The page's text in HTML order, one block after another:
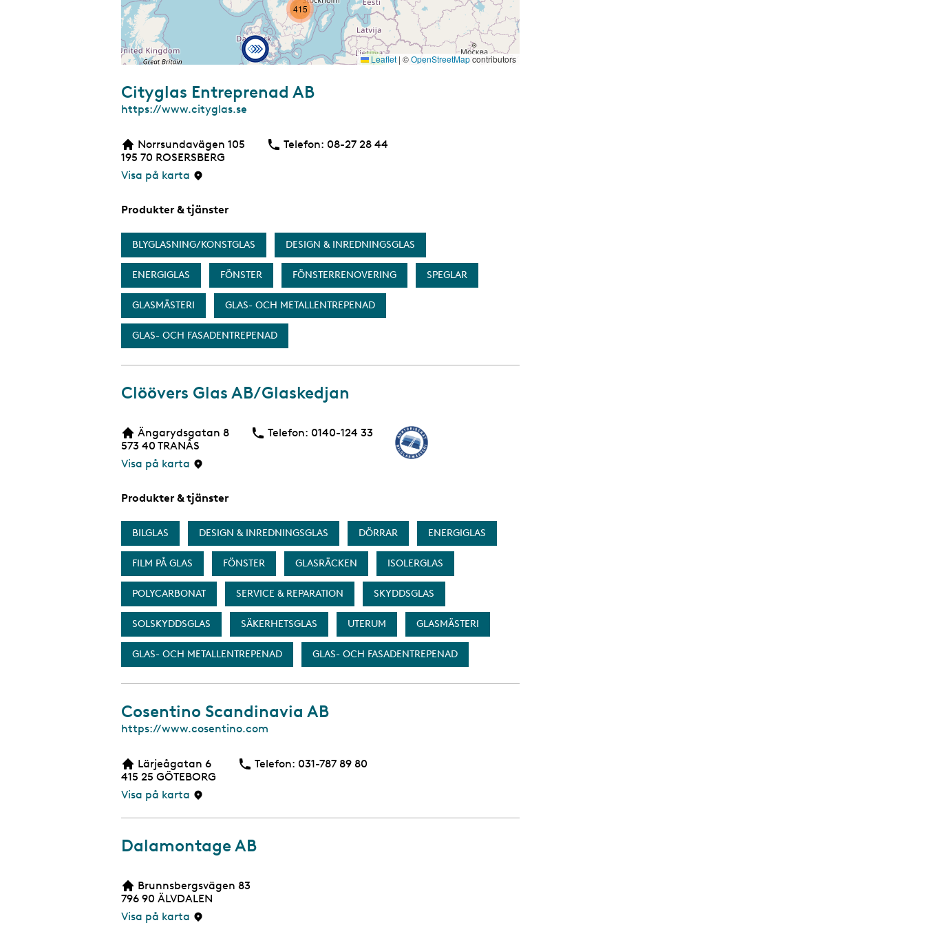
7
3
415
Leaflet | ©OpenStreetMapcontributors
Cityglas Entreprenad AB
W
b
s
i
https://www.cityglas.se
Norrsundavägen 105
195 70 ROSERSBERG
Visa på karta
Telefon: Telefon
08-27 28 44
Produkter & tjänster
BLYGLASNING/KONSTGLAS DESIGN & INREDNINGSGLAS
ENERGIGLAS FÖNSTER FÖNSTERRENOVERING SPEGLAR
GLASMÄSTERI GLAS- OCH METALLENTREPENAD
GLAS- OCH FASADENTREPENAD
Clöövers Glas AB/Glaskedjan
Ängarydsgatan 8
573 40 TRANÅS
Visa på karta
Telefon: Telefon
0140-124 33
Produkter & tjänster
BILGLAS DESIGN & INREDNINGSGLAS DÖRRAR ENERGIGLAS
FILM PÅ GLAS FÖNSTER GLASRÄCKEN ISOLERGLAS
POLYCARBONAT SERVICE & REPARATION SKYDDSGLAS
SOLSKYDDSGLAS SÄKERHETSGLAS UTERUM GLASMÄSTERI
GLAS- OCH METALLENTREPENAD GLAS- OCH FASADENTREPENAD
Cosentino Scandinavia AB
W
b
s
i
a
https://www.cosentino.com
Lärjeågatan 6
415 25 GÖTEBORG
Visa på karta
Telefon: Telefon
031-787 89 80
Dalamontage AB
Brunnsbergsvägen 83
796 90 ÄLVDALEN
Visa på karta